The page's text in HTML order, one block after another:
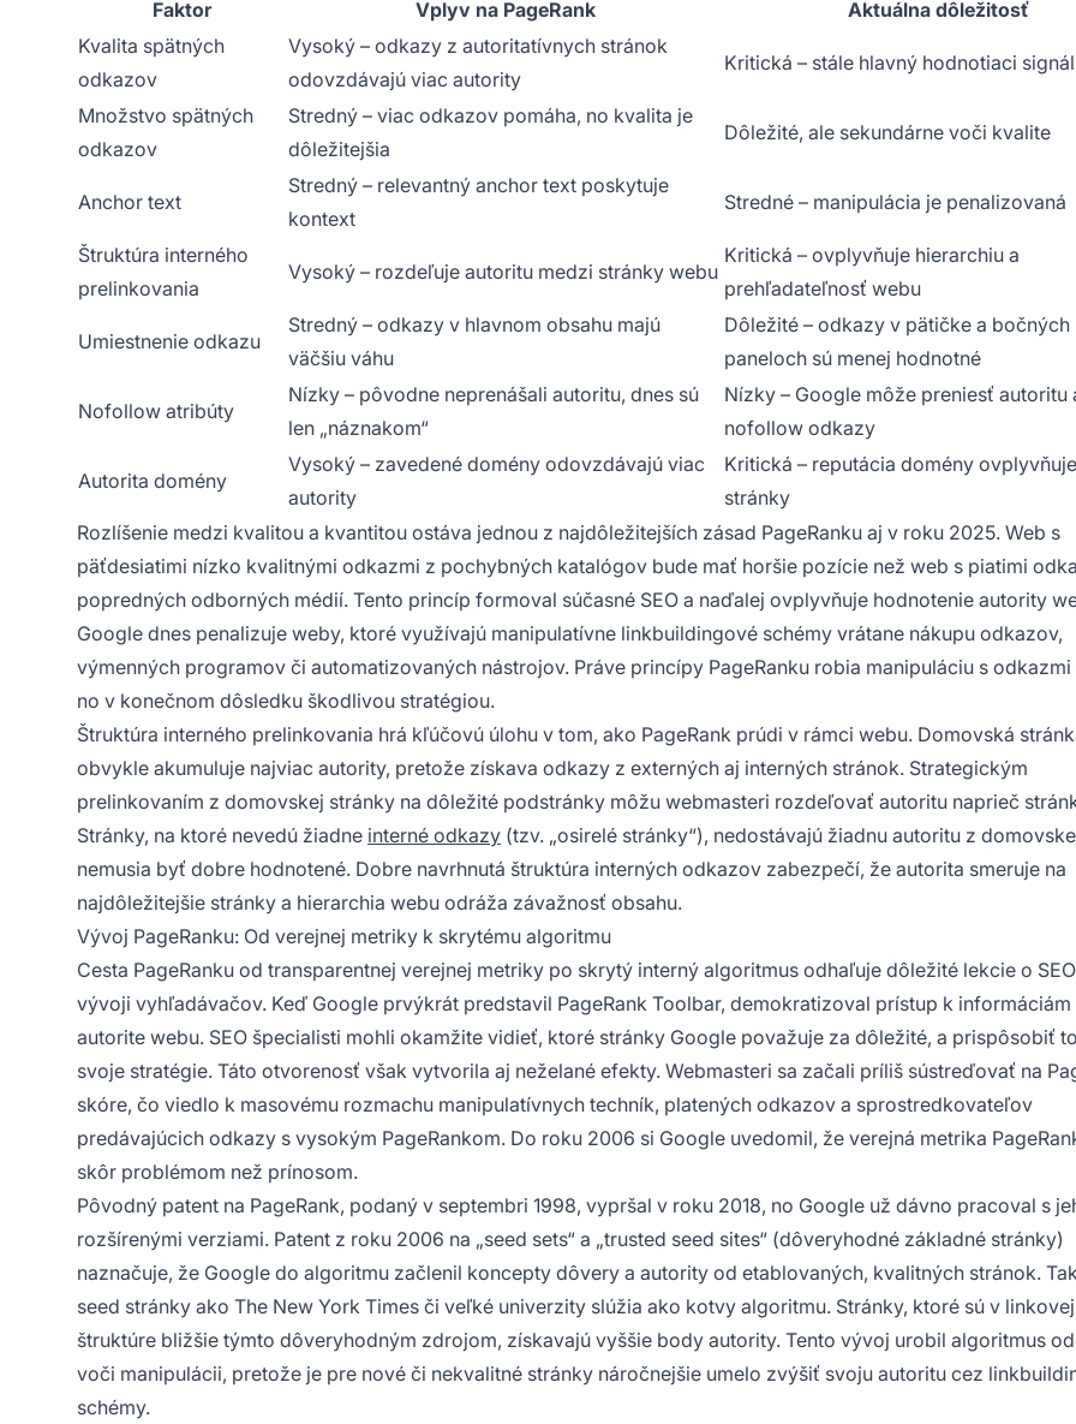
Faktor
Vplyv na PageRank
Aktuálna dôležitosť
Kvalita spätných
odkazov
Vysoký – odkazy z autoritatívnych stránok
odovzdávajú viac autority
Kritická – stále hlavný hodnotiaci signál
Množstvo spätných
odkazov
Stredný – viac odkazov pomáha, no kvalita je
dôležitejšia
Dôležité, ale sekundárne voči kvalite
Anchor text
Stredný – relevantný anchor text poskytuje
kontext
Stredné – manipulácia je penalizovaná
Štruktúra interného
prelinkovania
Vysoký – rozdeľuje autoritu medzi stránky webu
Kritická – ovplyvňuje hierarchiu a
prehľadateľnosť webu
Umiestnenie odkazu
Stredný – odkazy v hlavnom obsahu majú
väčšiu váhu
Dôležité – odkazy v pätičke a bočných
paneloch sú menej hodnotné
Nofollow atribúty
Nízky – pôvodne neprenášali autoritu, dnes sú
len „náznakom“
Nízky – Google môže preniesť autoritu
nofollow odkazy
Autorita domény
Vysoký – zavedené domény odovzdávajú viac
autority
Kritická – reputácia domény
stránky
Rozlíšenie medzi kvalitou a kvantitou ostáva jednou z najdôležitejších zásad PageRanku aj v roku 2025. Web s
päťdesiatimi nízko kvalitnými odkazmi z pochybných katalógov bude mať horšie pozície než web s piatimi
popredných odborných médií. Tento princíp formoval súčasné SEO a naďalej ovplyvňuje hodnotenie autority
Google dnes penalizuje weby, ktoré využívajú manipulatívne linkbuildingové schémy vrátane nákupu odkazov,
výmenných programov či automatizovaných nástrojov. Práve princípy PageRanku robia manipuláciu s odkazmi
no v konečnom dôsledku škodlivou stratégiou.
Štruktúra interného prelinkovania hrá kľúčovú úlohu v tom, ako PageRank prúdi v rámci webu. Domovská
obvykle akumuluje najviac autority, pretože získava odkazy z externých aj interných stránok. Strategickým
prelinkovaním z domovskej stránky na dôležité podstránky môžu webmasteri rozdeľovať autoritu naprieč
Stránky, na ktoré nevedú žiadne interné odkazy (tzv. „osirelé stránky“), nedostávajú žiadnu autoritu z
nemusia byť dobre hodnotené. Dobre navrhnutá štruktúra interných odkazov zabezpečí, že autorita smeruje na
najdôležitejšie stránky a hierarchia webu odráža závažnosť obsahu.
Vývoj PageRanku: Od verejnej metriky k skrytému algoritmu
Cesta PageRanku od transparentnej verejnej metriky po skrytý interný algoritmus odhaľuje dôležité lekcie o
vývoji vyhľadávačov. Keď Google prvýkrát predstavil PageRank Toolbar, demokratizoval prístup k informáciám
autorite webu. SEO špecialisti mohli okamžite vidieť, ktoré stránky Google považuje za dôležité, a prispôsobiť
svoje stratégie. Táto otvorenosť však vytvorila aj neželané efekty. Webmasteri sa začali príliš sústreďovať na
skóre, čo viedlo k masovému rozmachu manipulatívnych techník, platených odkazov a sprostredkovateľov
predávajúcich odkazy s vysokým PageRankom. Do roku 2006 si Google uvedomil, že verejná metrika
skôr problémom než prínosom.
Pôvodný patent na PageRank, podaný v septembri 1998, vypršal v roku 2018, no Google už dávno pracoval s
rozšírenými verziami. Patent z roku 2006 na „seed sets“ a „trusted seed sites“ (dôveryhodné základné stránky)
naznačuje, že Google do algoritmu začlenil koncepty dôvery a autority od etablovaných, kvalitných stránok.
seed stránky ako The New York Times či veľké univerzity slúžia ako kotvy algoritmu. Stránky, ktoré sú v linkovej
štruktúre bližšie týmto dôveryhodným zdrojom, získavajú vyššie body autority. Tento vývoj urobil algoritmus
voči manipulácii, pretože je pre nové či nekvalitné stránky náročnejšie umelo zvýšiť svoju autoritu cez
schémy.